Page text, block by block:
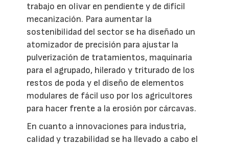
trabajo en olivar en pendiente y de difícil
mecanización. Para aumentar la
sostenibilidad del sector se ha diseñado un
atomizador de precisión para ajustar la
pulverización de tratamientos, maquinaria
para el agrupado, hilerado y triturado de los
restos de poda y el diseño de elementos
modulares de fácil uso por los agricultores
para hacer frente a la erosión por cárcavas.
En cuanto a innovaciones para industria,
calidad y trazabilidad se ha llevado a cabo el